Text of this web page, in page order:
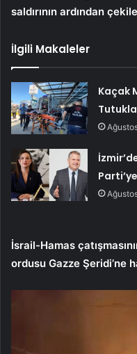
saldırının ardından
İlgili Makaleler
Kaçak
İsrail-Hamas
ordusu Gazze Şeridi’ne